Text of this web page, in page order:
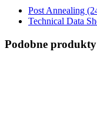
Post Annealing
Technical Data
Podobne produkty